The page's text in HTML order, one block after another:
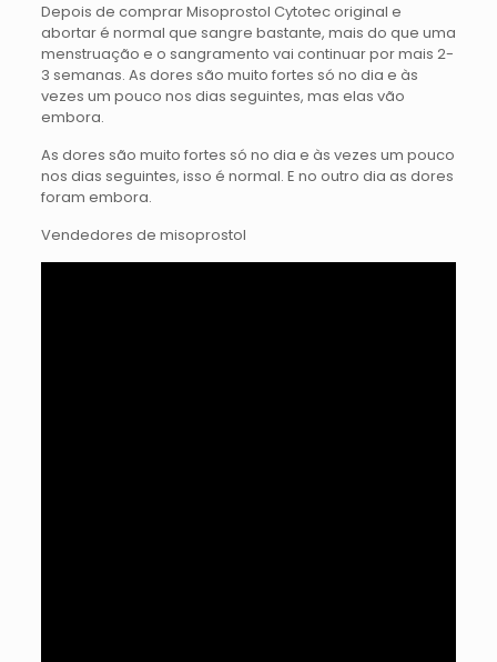
Depois de comprar Misoprostol Cytotec original e
abortar é normal que sangre bastante, mais do que uma
menstruação e o sangramento vai continuar por mais 2-
3 semanas. As dores são muito fortes só no dia e às
vezes um pouco nos dias seguintes, mas elas vão
embora.
As dores são muito fortes só no dia e às vezes um pouco
nos dias seguintes, isso é normal. E no outro dia as dores
foram embora.
Vendedores de misoprostol